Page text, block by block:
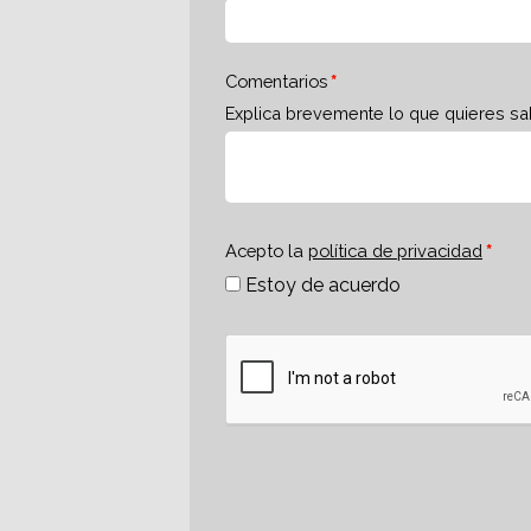
Comentarios
Explica brevemente lo que quieres
Acepto la política de privacidad
Estoy de acuerdo